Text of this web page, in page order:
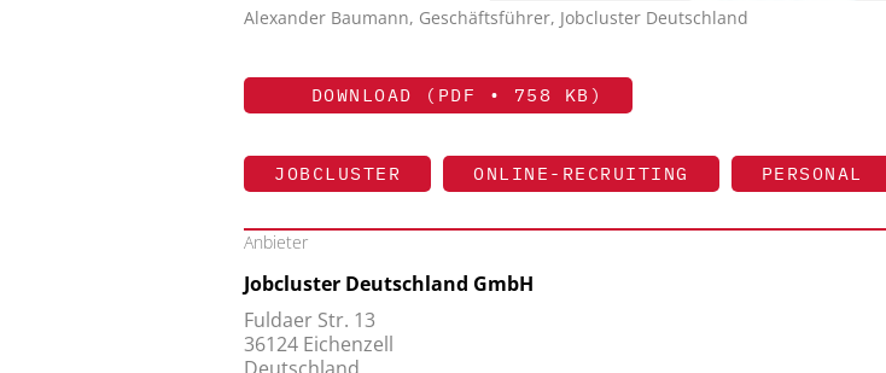
Alexander Baumann, Geschäftsführer, Jobcluster Deutschland
DOWNLOAD (PDF • 758 KB)
JOBCLUSTER ONLINE-RECRUITING PERSONAL
Anbieter
Jobcluster Deutschland GmbH
Fuldaer Str. 13
36124 Eichenzell